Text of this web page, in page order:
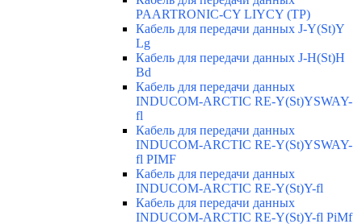
PAARTRONIC-CY LIYCY (TP)
Кабель для передачи данных J-Y(St)Y
Lg
Кабель для передачи данных J-H(St)H
Bd
Кабель для передачи данных
INDUCOM-ARCTIC RE-Y(St)YSWAY-
fl
Кабель для передачи данных
INDUCOM-ARCTIC RE-Y(St)YSWAY-
fl PIMF
Кабель для передачи данных
INDUCOM-ARCTIC RE-Y(St)Y-fl
Кабель для передачи данных
INDUCOM-ARCTIC RE-Y(St)Y-fl PiMf